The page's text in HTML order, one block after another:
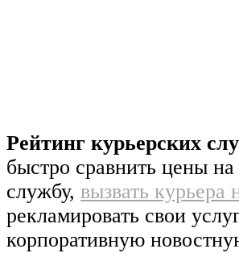
Рейтинг курьерских
быстро сравнить цены
службу, вызвать курьера
рекламировать свои
корпоративную